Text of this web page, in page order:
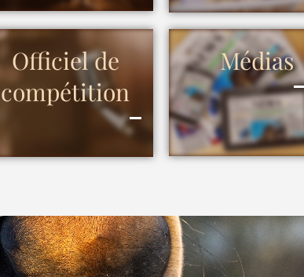
Officiel de
compétition
Médias